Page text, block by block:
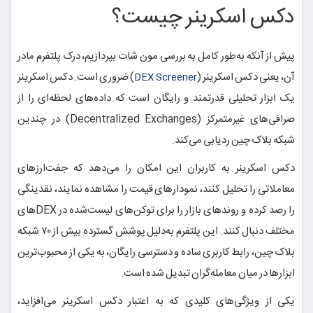
دکس اسکرینر چیست؟
پیش از آنکه به‌طور کامل به بررسی مون شات بپردازیم، درک پلتفرم مادر
آن، یعنی دکس اسکرینر (DEX Screener) ضروری است. دکس اسکرینر
یک ابزار تحلیلی قدرتمند و رایگان است که داده‌های لحظه‌ای را از
صرافی‌های غیرمتمرکز (Decentralized Exchanges) در چندین
شبکه بلاک چین ردیابی می‌کند.
دکس اسکرینر به کاربران این امکان را می‌دهد که جفت‌ارزهای
معاملاتی را تحلیل کنند، نمودارهای قیمت را مشاهده نمایند، نقدینگی
را رصد کرده و روندهای بازار را برای توکن‌های لیست‌شده در DEXهای
مختلف دنبال کنند. این پلتفرم به‌دلیل پوشش گسترده بیش از ۷۰ شبکه
بلاک چین، رابط کاربری ساده و دسترسی رایگان، به یکی از محبوب‌ترین
ابزارها در میان معامله‌گران تبدیل شده است.
یکی از ویژگی‌های کلیدی که به اعتبار دکس اسکرینر می‌افزاید،